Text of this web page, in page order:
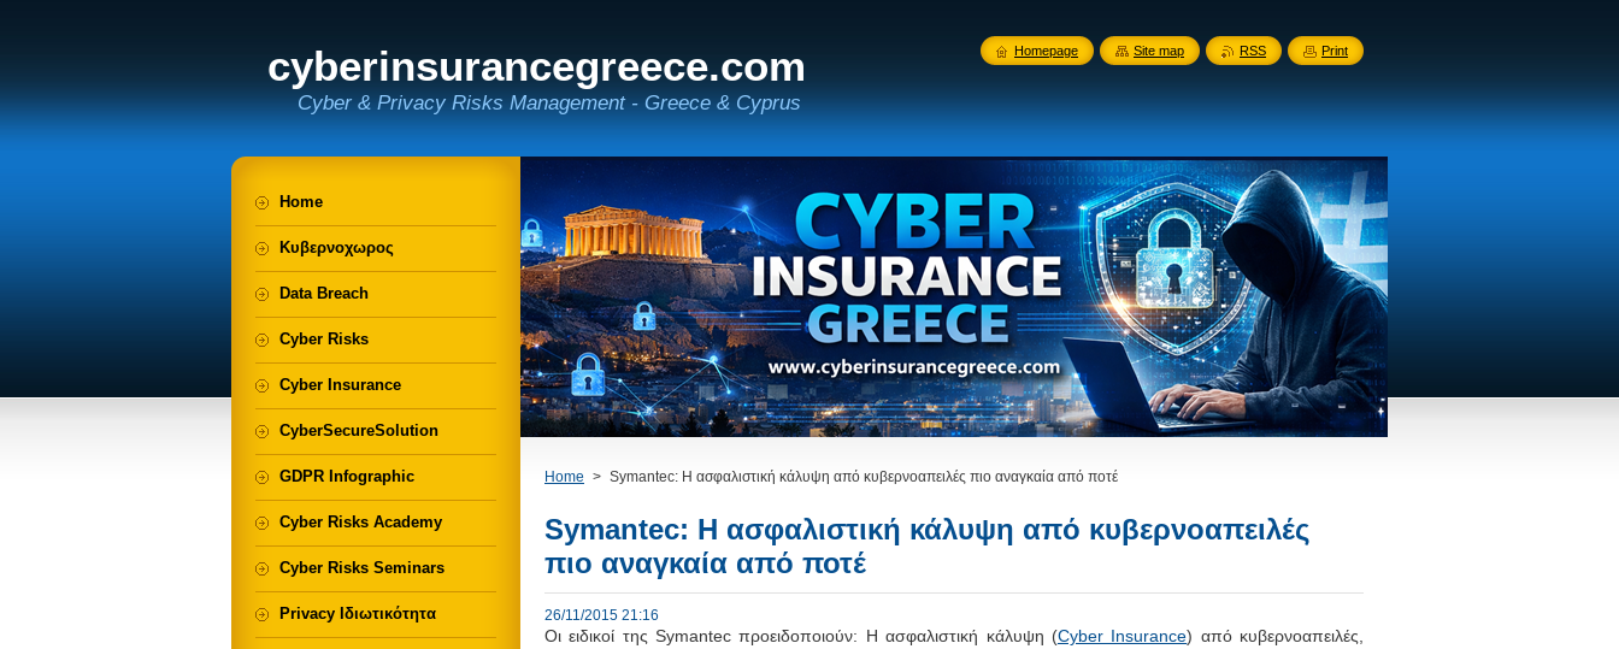
cyberinsurancegreece.com
Cyber & Privacy Risks Management - Greece & Cyprus
Home > Symantec: H ασφαλιστική κάλυψη από κυβερνοαπειλές πιο αναγκαία από ποτέ
Symantec: H ασφαλιστική κάλυψη από κυβερνοαπειλές
πιο αναγκαία από ποτέ
26/11/2015 21:16
Οι ειδικοί της Symantec προειδοποιούν: Η ασφαλιστική κάλυψη (Cyber Insurance) από κυβερνοαπειλές,
Home
Κυβερνοχωρος
Data Breach
Cyber Risks
Cyber Insurance
CyberSecureSolution
GDPR Infographic
Cyber Risks Academy
Cyber Risks Seminars
Privacy Ιδιωτικότητα
Homepage Site map RSS Print